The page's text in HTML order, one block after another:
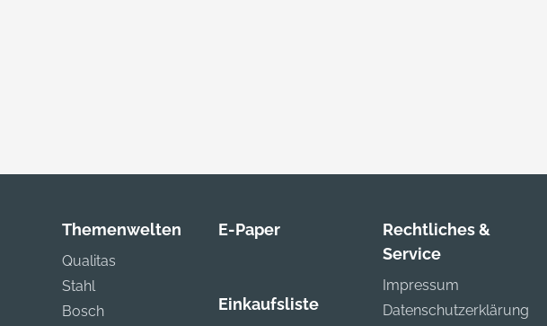
Themenwelten
Qualitas
Stahl
Bosch
E-Paper
Einkaufsliste
Rechtliches &
Service
Impressum
Datenschutzerklärung